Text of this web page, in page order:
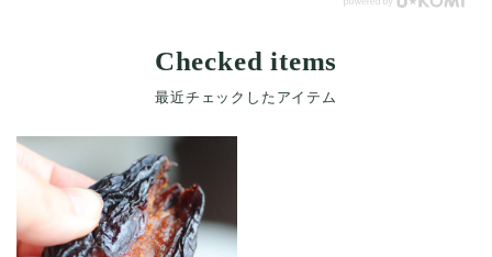
Checked items
最近チェックしたアイテム